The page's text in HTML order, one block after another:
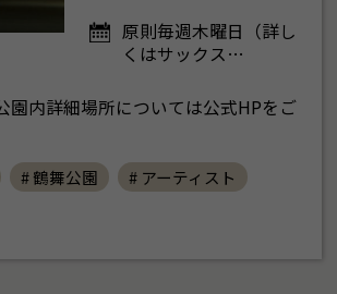
原則毎週木曜日（詳し
くはサックス…
園内詳細場所については公式HPをご
# 鶴舞公園
# アーティスト